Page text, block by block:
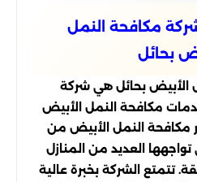
مكافحة النمل
بحائل
الأبيض بحائل هي شركة
مكافحة النمل الأبيض
مكافحة النمل الأبيض من
تواجهها العديد من المنازل
تتمتع الشركة بخبرة عالية